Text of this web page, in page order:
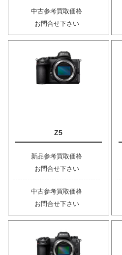
中古参考買取価格
お問合せ下さい
Z5
新品参考買取価格
お問合せ下さい
中古参考買取価格
お問合せ下さい